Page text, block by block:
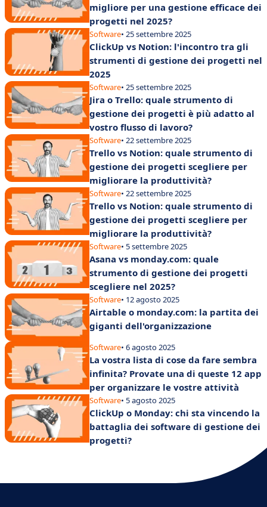
migliore per una gestione efficace dei
progetti nel 2025?
Software• 25 settembre 2025
ClickUp vs Notion: l'incontro tra gli
strumenti di gestione dei progetti nel
2025
Software• 25 settembre 2025
Jira o Trello: quale strumento di
gestione dei progetti è più adatto al
vostro flusso di lavoro?
Software• 22 settembre 2025
Trello vs Notion: quale strumento di
gestione dei progetti scegliere per
migliorare la produttività?
Software• 22 settembre 2025
Trello vs Notion: quale strumento di
gestione dei progetti scegliere per
migliorare la produttività?
Software• 5 settembre 2025
Asana vs monday.com: quale
strumento di gestione dei progetti
scegliere nel 2025?
Software• 12 agosto 2025
Airtable o monday.com: la partita dei
giganti dell'organizzazione
Software• 6 agosto 2025
La vostra lista di cose da fare sembra
infinita? Provate una di queste 12 app
per organizzare le vostre attività
Software• 5 agosto 2025
ClickUp o Monday: chi sta vincendo la
battaglia dei software di gestione dei
progetti?